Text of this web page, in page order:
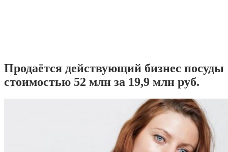
Продаётся действующий бизнес посуды
стоимостью 52 млн за 19,9 млн руб.